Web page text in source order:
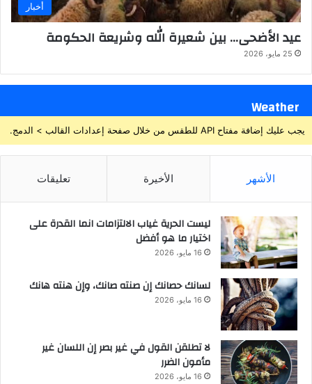
أخبار
عيد الأضحى… بين شعيرة الله وشريعة الحكومة
25 مايو، 2026
Weather
يجب عليك إضافة مفتاح API للطقس من خلال صفحة إعدادات القالب > الدمج.
الأشهر الأخيرة تعليقات
ليست الحرية غياب الالتزامات انما القدرة على
اختيار ما هو أفضل
16 مايو، 2026
لسانك حصانك إن صنته صانك، وإن هنته هانك
16 مايو، 2026
لا تطلقن القول في غير بصر إن اللسان غير
مأمون الضرر
16 مايو، 2026